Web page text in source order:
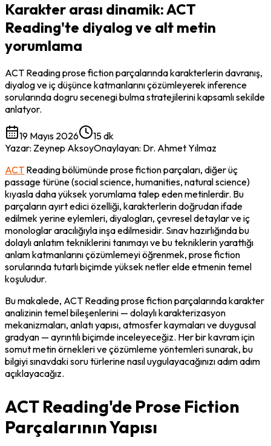
Karakter arası dinamik: ACT
Reading'te diyalog ve alt metin
yorumlama
ACT Reading prose fiction parçalarında karakterlerin davranış,
diyalog ve iç düşünce katmanlarını çözümleyerek inference
sorularında dogru secenegi bulma stratejilerini kapsamlı sekilde
anlatyor.
19 Mayıs 2026
15 dk
Yazar: Zeynep AksoyOnaylayan: Dr. Ahmet Yılmaz
ACT Reading bölümünde prose fiction parçaları, diğer üç
passage türüne (social science, humanities, natural science)
kıyasla daha yüksek yorumlama talep eden metinlerdir. Bu
parçaların ayırt edici özelliği, karakterlerin doğrudan ifade
edilmek yerine eylemleri, diyalogları, çevresel detaylar ve iç
monologlar aracılığıyla inşa edilmesidir. Sınav hazırlığında bu
dolaylı anlatım tekniklerini tanımayı ve bu tekniklerin yarattığı
anlam katmanlarını çözümlemeyi öğrenmek, prose fiction
sorularında tutarlı biçimde yüksek netler elde etmenin temel
koşuludur.
Bu makalede, ACT Reading prose fiction parçalarında karakter
analizinin temel bileşenlerini — dolaylı karakterizasyon
mekanizmaları, anlatı yapısı, atmosfer kaymaları ve duygusal
gradyan — ayrıntılı biçimde inceleyeceğiz. Her bir kavram için
somut metin örnekleri ve çözümleme yöntemleri sunarak, bu
bilgiyi sınavdaki soru türlerine nasıl uygulayacağınızı adım adım
açıklayacağız.
ACT Reading'de Prose Fiction
Parçalarının Yapısı